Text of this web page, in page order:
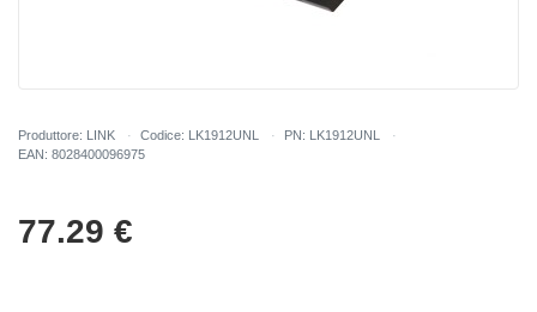
Produttore: LINK Codice: LK1912UNL
PN: LK1912UNL
EAN: 8028400096975
77.29 €